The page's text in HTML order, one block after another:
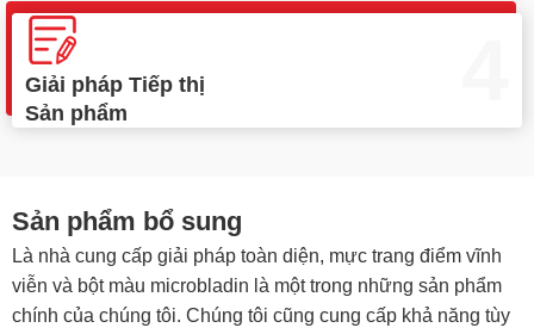
Giải pháp Tiếp thị
Sản phẩm
Sản phẩm bổ sung
Là nhà cung cấp giải pháp toàn diện, mực trang điểm vĩnh
viễn và bột màu microbladin là một trong những sản phẩm
chính của chúng tôi. Chúng tôi cũng cung cấp khả năng tùy